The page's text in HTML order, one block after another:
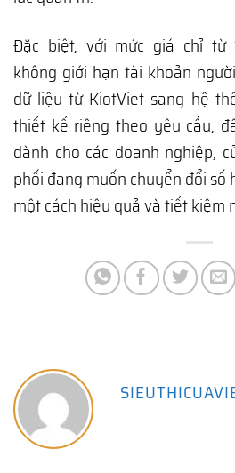
Đặc biệt, với mức giá chỉ từ
không giới hạn tài khoản
dữ liệu từ KiotViet sang hệ
thiết kế riêng theo yêu cầu,
dành cho các doanh nghiệp,
phối đang muốn chuyển đổi
một cách hiệu quả và tiết kiệm